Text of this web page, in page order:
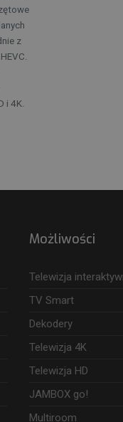
z
i 4K.
Możliwości
Telewizja
TV Smart
Dekodery
Telewizja 4K
Telewizja HD
JAMBOX go!
Multiroom